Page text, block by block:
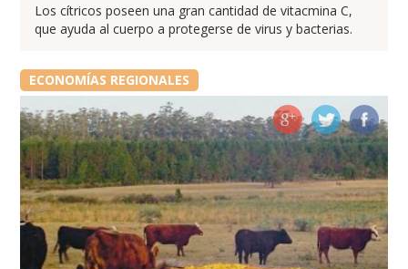
Los cítricos poseen una gran cantidad de vitacmina C,
que ayuda al cuerpo a protegerse de virus y bacterias.
ECONOMÍAS REGIONALES